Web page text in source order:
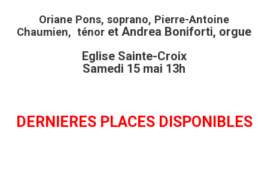
Oriane Pons, soprano, Pierre-Antoine
Chaumien, ténor et Andrea Boniforti, orgue
Eglise Sainte-Croix
Samedi 15 mai 13h
DERNIERES PLACES DISPONIBLES